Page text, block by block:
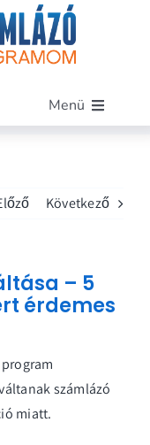
Menü
Következő
– 5
érdemes
számlázó
miatt.